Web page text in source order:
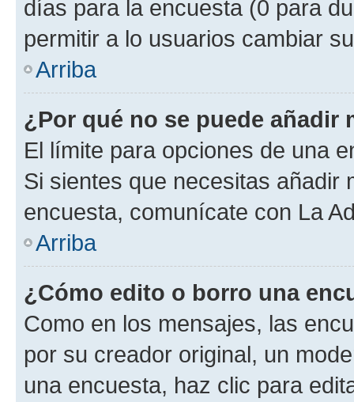
días para la encuesta (0 para
permitir a lo usuarios cambiar
Arriba
¿Por qué no se puede añadir
El límite para opciones de una
Si sientes que necesitas añadir
encuesta, comunícate con La
Arriba
¿Cómo edito o borro una
Como en los mensajes, las
por su creador original, un
una encuesta, haz clic para